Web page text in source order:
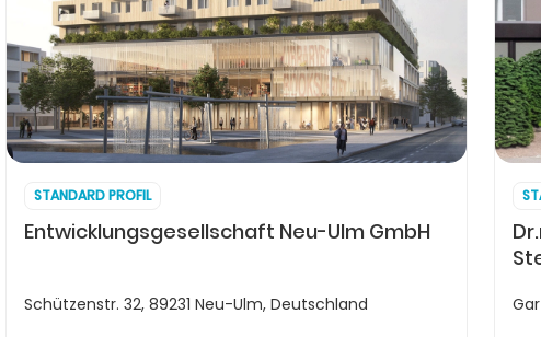
STANDARD PROFIL
Entwicklungsgesellschaft Neu-Ulm GmbH
Schützenstr. 32, 89231 Neu-Ulm, Deutschland